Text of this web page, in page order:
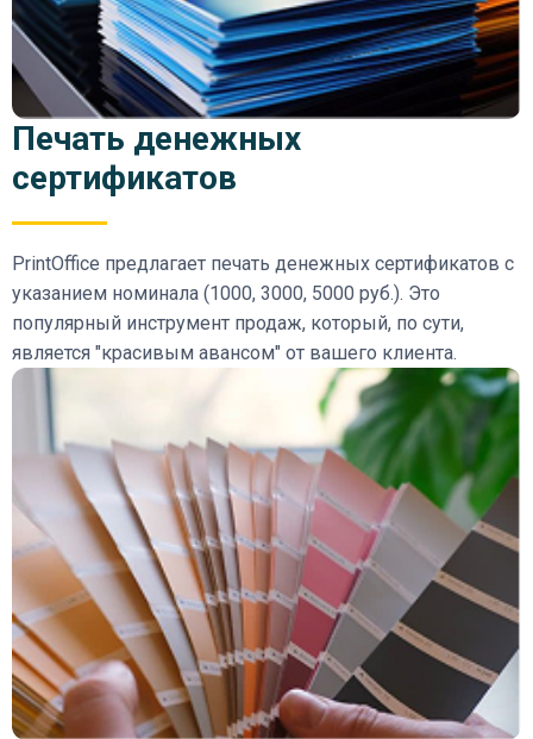
Печать денежных
сертификатов
PrintOffice предлагает печать денежных сертификатов с
указанием номинала (1000, 3000, 5000 руб.). Это
популярный инструмент продаж, который, по сути,
является "красивым авансом" от вашего клиента.